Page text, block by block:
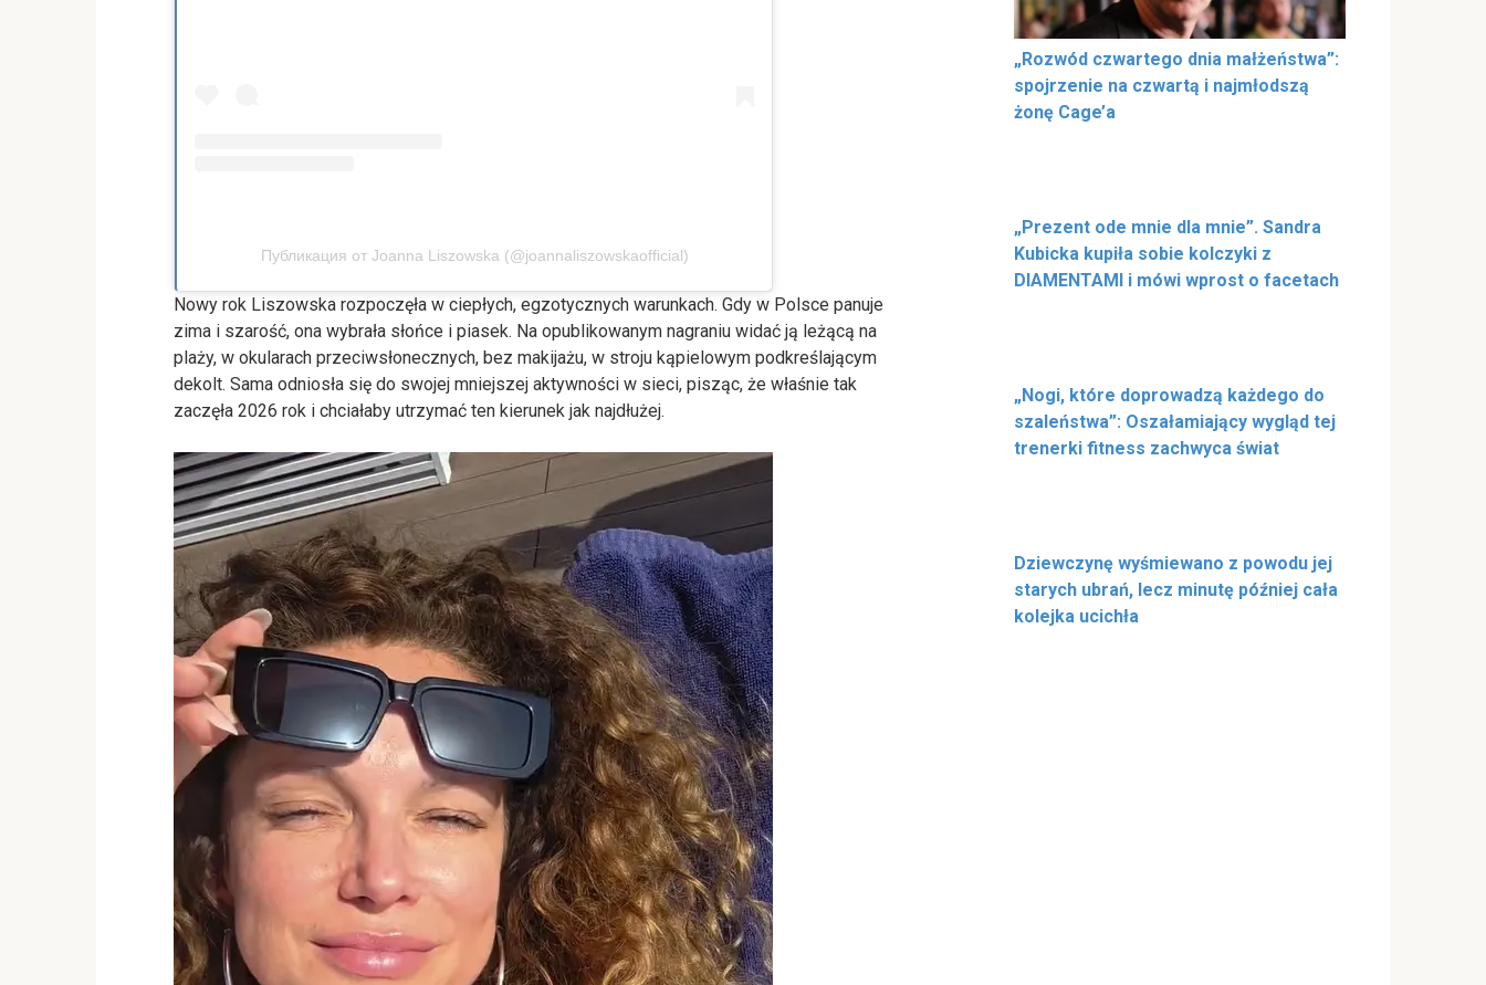
Публикация от Joanna Liszowska (@joannaliszowskaofficial)
Nowy rok Liszowska rozpoczęła w ciepłych, egzotycznych warunkach. Gdy w Polsce panuje
zima i szarość, ona wybrała słońce i piasek. Na opublikowanym nagraniu widać ją leżącą na
plaży, w okularach przeciwsłonecznych, bez makijażu, w stroju kąpielowym podkreślającym
dekolt. Sama odniosła się do swojej mniejszej aktywności w sieci, pisząc, że właśnie tak
zaczęła 2026 rok i chciałaby utrzymać ten kierunek jak najdłużej.
„Rozwód czwartego dnia małżeństwa”:
spojrzenie na czwartą i najmłodszą
żonę Cage’a
„Prezent ode mnie dla mnie”. Sandra
Kubicka kupiła sobie kolczyki z
DIAMENTAMI i mówi wprost o facetach
„Nogi, które doprowadzą każdego do
szaleństwa”: Oszałamiający wygląd tej
trenerki fitness zachwyca świat
Dziewczynę wyśmiewano z powodu jej
starych ubrań, lecz minutę później cała
kolejka ucichła